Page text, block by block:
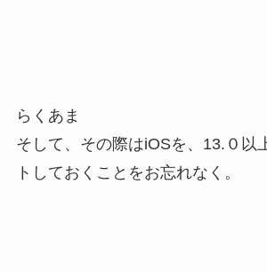
らくあま
そして、その際はiOSを、13.０以
トしておくことをお忘れなく。